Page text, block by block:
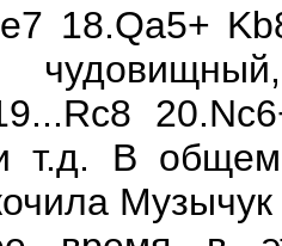
18.Qa5+
т.д. В